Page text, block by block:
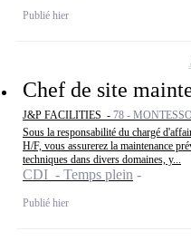
Publié hier
Chef de site
J&P FACILITIES - 78 -
Sous la responsabilité du chargé
H/F, vous assurerez la maintenance
techniques dans divers domaines, y...
CDI - Temps plein
Publié hier